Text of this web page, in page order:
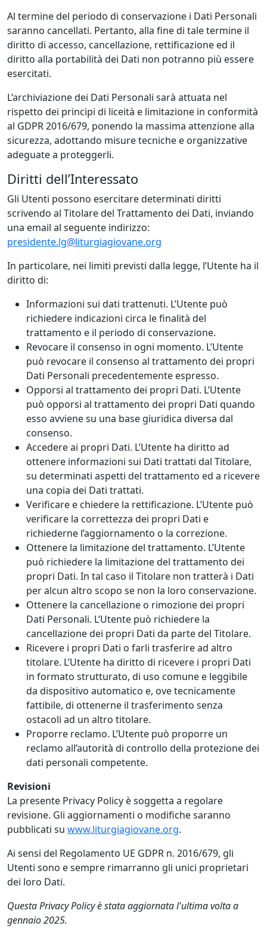
Al termine del periodo di conservazione i Dati Personali
saranno cancellati. Pertanto, alla fine di tale termine il
diritto di accesso, cancellazione, rettificazione ed il
diritto alla portabilità dei Dati non potranno più essere
esercitati.
L’archiviazione dei Dati Personali sarà attuata nel
rispetto dei principi di liceità e limitazione in conformità
al GDPR 2016/679, ponendo la massima attenzione alla
sicurezza, adottando misure tecniche e organizzative
adeguate a proteggerli.
Diritti dell’Interessato
Gli Utenti possono esercitare determinati diritti
scrivendo al Titolare del Trattamento dei Dati, inviando
una email al seguente indirizzo:
presidente.lg@liturgiagiovane.org
In particolare, nei limiti previsti dalla legge, l’Utente ha il
diritto di:
Informazioni sui dati trattenuti. L’Utente può
richiedere indicazioni circa le finalità del
trattamento e il periodo di conservazione.
Revocare il consenso in ogni momento. L’Utente
può revocare il consenso al trattamento dei propri
Dati Personali precedentemente espresso.
Opporsi al trattamento dei propri Dati. L’Utente
può opporsi al trattamento dei propri Dati quando
esso avviene su una base giuridica diversa dal
consenso.
Accedere ai propri Dati. L’Utente ha diritto ad
ottenere informazioni sui Dati trattati dal Titolare,
su determinati aspetti del trattamento ed a ricevere
una copia dei Dati trattati.
Verificare e chiedere la rettificazione. L’Utente può
verificare la correttezza dei propri Dati e
richiederne l’aggiornamento o la correzione.
Ottenere la limitazione del trattamento. L’Utente
può richiedere la limitazione del trattamento dei
propri Dati. In tal caso il Titolare non tratterà i Dati
per alcun altro scopo se non la loro conservazione.
Ottenere la cancellazione o rimozione dei propri
Dati Personali. L’Utente può richiedere la
cancellazione dei propri Dati da parte del Titolare.
Ricevere i propri Dati o farli trasferire ad altro
titolare. L’Utente ha diritto di ricevere i propri Dati
in formato strutturato, di uso comune e leggibile
da dispositivo automatico e, ove tecnicamente
fattibile, di ottenerne il trasferimento senza
ostacoli ad un altro titolare.
Proporre reclamo. L’Utente può proporre un
reclamo all’autorità di controllo della protezione dei
dati personali competente.
Revisioni
La presente Privacy Policy è soggetta a regolare
revisione. Gli aggiornamenti o modifiche saranno
pubblicati su www.liturgiagiovane.org.
Ai sensi del Regolamento UE GDPR n. 2016/679, gli
Utenti sono e sempre rimarranno gli unici proprietari
dei loro Dati.
Questa Privacy Policy è stata aggiornata l'ultima volta a
gennaio 2025.